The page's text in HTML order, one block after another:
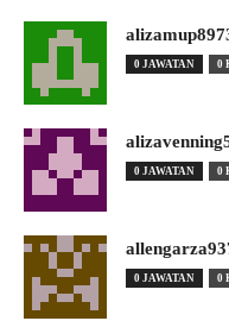
0 JAWATAN 0
0 JAWATAN 0
0 JAWATAN 0